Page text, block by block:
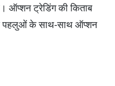
ऑप्शन ट्रेडिंग की किताब
पहलुओं के साथ-साथ ऑप्शन